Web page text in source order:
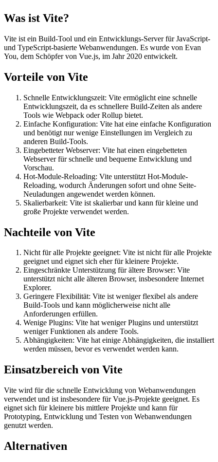
Was ist Vite?
Vite ist ein Build-Tool und ein Entwicklungs-Server für JavaScript-
und TypeScript-basierte Webanwendungen. Es wurde von Evan
You, dem Schöpfer von Vue.js, im Jahr 2020 entwickelt.
Vorteile von Vite
Schnelle Entwicklungszeit: Vite ermöglicht eine schnelle
Entwicklungszeit, da es schnellere Build-Zeiten als andere
Tools wie Webpack oder Rollup bietet.
Einfache Konfiguration: Vite hat eine einfache Konfiguration
und benötigt nur wenige Einstellungen im Vergleich zu
anderen Build-Tools.
Eingebetteter Webserver: Vite hat einen eingebetteten
Webserver für schnelle und bequeme Entwicklung und
Vorschau.
Hot-Module-Reloading: Vite unterstützt Hot-Module-
Reloading, wodurch Änderungen sofort und ohne Seite-
Neuladungen angewendet werden können.
Skalierbarkeit: Vite ist skalierbar und kann für kleine und
große Projekte verwendet werden.
Nachteile von Vite
Nicht für alle Projekte geeignet: Vite ist nicht für alle Projekte
geeignet und eignet sich eher für kleinere Projekte.
Eingeschränkte Unterstützung für ältere Browser: Vite
unterstützt nicht alle älteren Browser, insbesondere Internet
Explorer.
Geringere Flexibilität: Vite ist weniger flexibel als andere
Build-Tools und kann möglicherweise nicht alle
Anforderungen erfüllen.
Wenige Plugins: Vite hat weniger Plugins und unterstützt
weniger Funktionen als andere Tools.
Abhängigkeiten: Vite hat einige Abhängigkeiten, die installiert
werden müssen, bevor es verwendet werden kann.
Einsatzbereich von Vite
Vite wird für die schnelle Entwicklung von Webanwendungen
verwendet und ist insbesondere für Vue.js-Projekte geeignet. Es
eignet sich für kleinere bis mittlere Projekte und kann für
Prototyping, Entwicklung und Testen von Webanwendungen
genutzt werden.
Alternativen